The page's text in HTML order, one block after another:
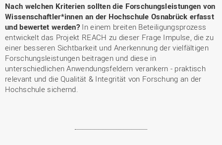
Nach welchen Kriterien sollten die Forschungsleistungen von
Wissenschaftler*innen an der Hochschule Osnabrück erfasst
und bewertet werden? In einem breiten Beteiligungsprozess
entwickelt das Projekt REACH zu dieser Frage Impulse, die zu
einer besseren Sichtbarkeit und Anerkennung der vielfältigen
Forschungsleistungen beitragen und diese in
unterschiedlichen Anwendungsfeldern verankern - praktisch
relevant und die Qualität & Integrität von Forschung an der
Hochschule sichernd.